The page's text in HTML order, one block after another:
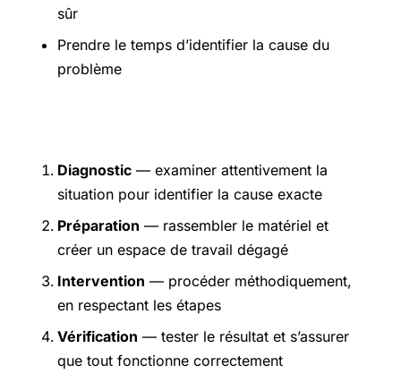
sûr
Prendre le temps d’identifier la cause du
problème
Diagnostic — examiner attentivement la
situation pour identifier la cause exacte
Préparation — rassembler le matériel et
créer un espace de travail dégagé
Intervention — procéder méthodiquement,
en respectant les étapes
Vérification — tester le résultat et s’assurer
que tout fonctionne correctement